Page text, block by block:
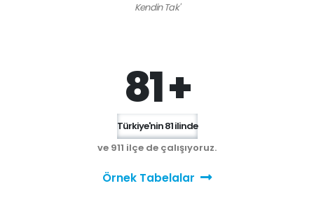
Kendin Tak'
81 +
Türkiye'nin 81 ilinde
ve 911 ilçe de çalışıyoruz.
Örnek Tabelalar